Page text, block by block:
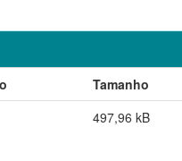
Tamanho
497,96 kB